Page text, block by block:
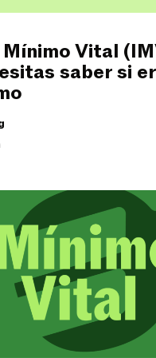
Vital
saber si